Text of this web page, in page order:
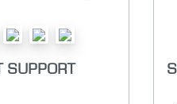
SUPPORT